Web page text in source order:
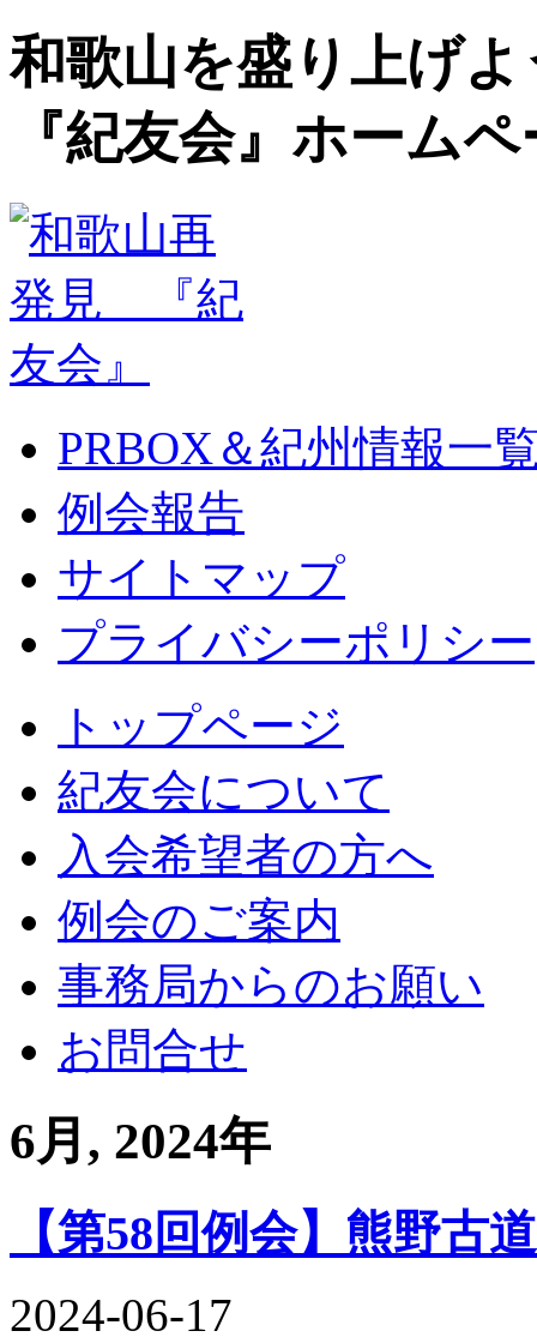
和歌山を盛り上げ
『紀友会』ホーム
PRBOX＆紀州情報一
例会報告
サイトマップ
プライバシーポリシー
トップページ
紀友会について
入会希望者の方へ
例会のご案内
事務局からのお願い
お問合せ
6月, 2024年
【第58回例会】熊野古
2024-06-17